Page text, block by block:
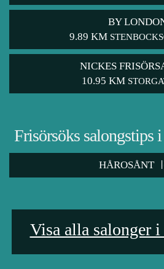
BY
9.89 KM
NICKES
10.95 KM
Frisörsöks salongstips
HÅROSÅNT
Visa alla salonger